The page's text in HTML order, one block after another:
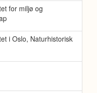
for miljø og
i Oslo, Naturhistorisk